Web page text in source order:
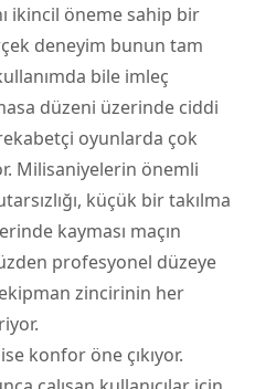
ikincil öneme sahip bir
deneyim bunun tam
bile imleç
düzeni üzerinde ciddi
oyunlarda çok
Milisaniyelerin önemli
küçük bir takılma
kayması maçın
profesyonel düzeye
ekipman zincirinin her
konfor öne çıkıyor.